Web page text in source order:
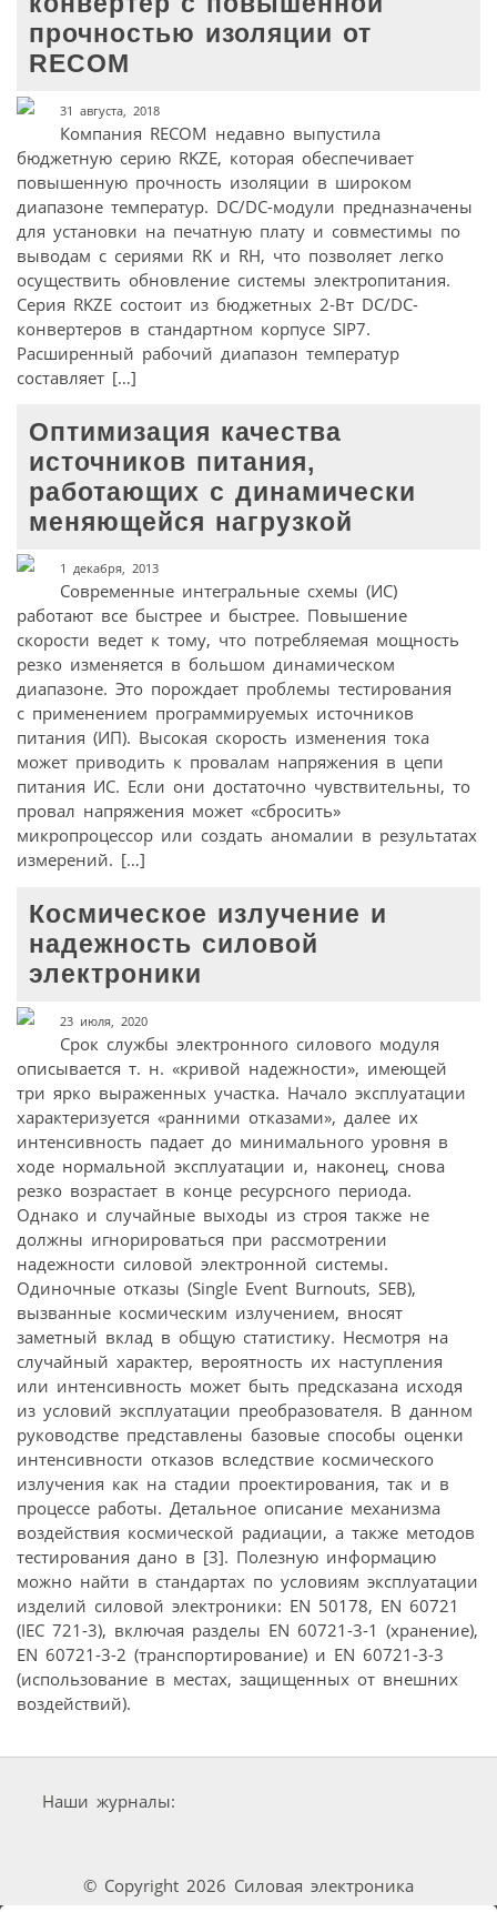
прочностью изоляции от
RECOM
31 августа, 2018
Компания RECOM недавно выпустила
бюджетную серию RKZE, которая обеспечивает
повышенную прочность изоляции в широком
диапазоне температур. DC/DC-модули предназначены
для установки на печатную плату и совместимы по
выводам с сериями RK и RH, что позволяет легко
осуществить обновление системы электропитания.
Серия RKZE состоит из бюджетных 2-Вт DC/DC-
конвертеров в стандартном корпусе SIP7.
Расширенный рабочий диапазон температур
составляет […]
Оптимизация качества
источников питания,
работающих с динамически
меняющейся нагрузкой
1 декабря, 2013
Современные интегральные схемы (ИС)
работают все быстрее и быстрее. Повышение
скорости ведет к тому, что потребляемая мощность
резко изменяется в большом динамическом
диапазоне. Это порождает проблемы тестирования
с применением программируемых источников
питания (ИП). Высокая скорость изменения тока
может приводить к провалам напряжения в цепи
питания ИС. Если они достаточно чувствительны, то
провал напряжения может «сбросить»
микропроцессор или создать аномалии в результатах
измерений. […]
Космическое излучение и
надежность силовой
электроники
23 июля, 2020
Срок службы электронного силового модуля
описывается т. н. «кривой надежности», имеющей
три ярко выраженных участка. Начало эксплуатации
характеризуется «ранними отказами», далее их
интенсивность падает до минимального уровня в
ходе нормальной эксплуатации и, наконец, снова
резко возрастает в конце ресурсного периода.
Однако и случайные выходы из строя также не
должны игнорироваться при рассмотрении
надежности силовой электронной системы.
Одиночные отказы (Single Event Burnouts, SEB),
вызванные космическим излучением, вносят
заметный вклад в общую статистику. Несмотря на
случайный характер, вероятность их наступления
или интенсивность может быть предсказана исходя
из условий эксплуатации преобразователя. В данном
руководстве представлены базовые способы оценки
интенсивности отказов вследствие космического
излучения как на стадии проектирования, так и в
процессе работы. Детальное описание механизма
воздействия космической радиации, а также методов
тестирования дано в [3]. Полезную информацию
можно найти в стандартах по условиям эксплуатации
изделий силовой электроники: EN 50178, EN 60721
(IEC 721-3), включая разделы EN 60721-3-1 (хранение),
EN 60721-3-2 (транспортирование) и EN 60721-3-3
(использование в местах, защищенных от внешних
воздействий).
Наши журналы:
© Copyright 2026 Силовая электроника